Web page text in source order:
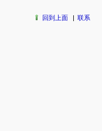
回到上面 联系